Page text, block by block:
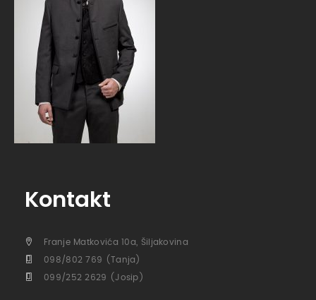
Kontakt
Franje Matkovića 10a, Šiljakovina
098/802 769 (Tanja)
099/252 2629 (Josip)